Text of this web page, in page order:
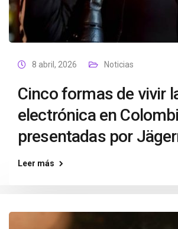
8 abril, 2026 Noticias
Cinco formas de vivir
electrónica en
presentadas por
Leer más